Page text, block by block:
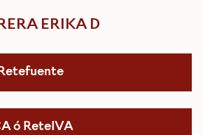
ERIKA D
ó ReteIVA